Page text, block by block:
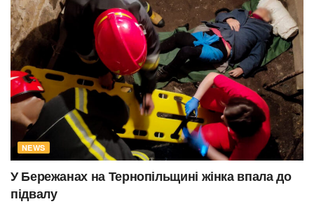
NEWS
У Бережанах на Тернопільщині жінка впала до
підвалу